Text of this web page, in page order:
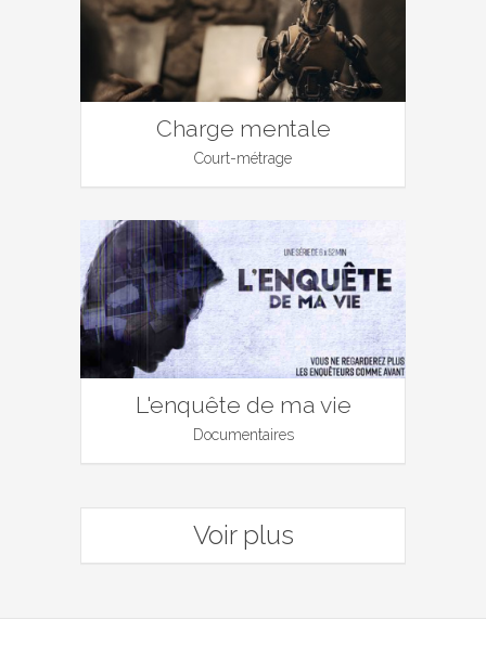
Charge mentale
Court-métrage
L'enquête de ma vie
Documentaires
Voir plus